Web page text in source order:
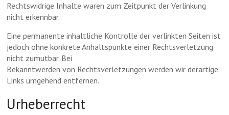
Rechtswidrige Inhalte waren zum Zeitpunkt der Verlinkung
nicht erkennbar.
Eine permanente inhaltliche Kontrolle der verlinkten Seiten ist
jedoch ohne konkrete Anhaltspunkte einer Rechtsverletzung
nicht zumutbar. Bei
Bekanntwerden von Rechtsverletzungen werden wir derartige
Links umgehend entfernen.
Urheberrecht